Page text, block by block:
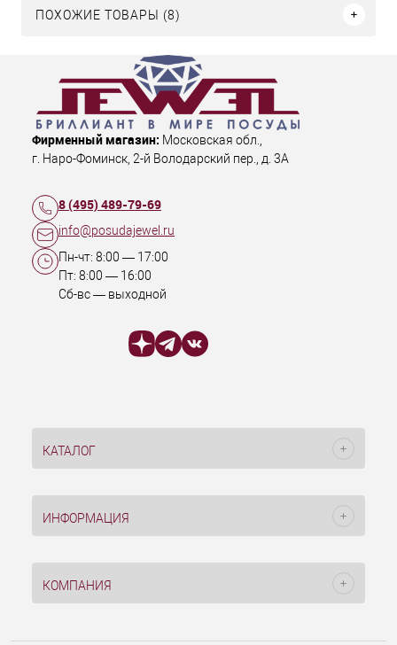
ПОХОЖИЕ ТОВАРЫ (8)
Фирменный магазин: Московская обл.,
г. Наро-Фоминск, 2-й Володарский пер., д. 3А
8 (495) 489-79-69
info@posudajewel.ru
Пн-чт: 8:00 — 17:00
Пт: 8:00 — 16:00
Сб-вс — выходной
КАТАЛОГ
ИНФОРМАЦИЯ
КОМПАНИЯ